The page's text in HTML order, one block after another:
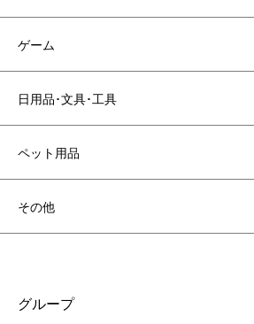
ゲーム
日用品･文具･工具
ペット用品
その他
グループ